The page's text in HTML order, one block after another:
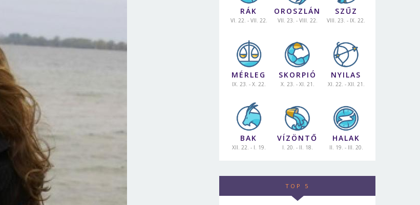
RÁK
VI. 22. - VII. 22.
OROSZLÁN
VII. 23. - VIII. 22.
SZŰZ
VIII. 23. - IX. 22.
MÉRLEG
IX. 23. - X. 22.
SKORPIÓ
X. 23. - XI. 21.
NYILAS
XI. 22. - XII. 21.
BAK
XII. 22. - I. 19.
VÍZÖNTŐ
I. 20. - II. 18.
HALAK
II. 19. - III. 20.
TOP 5